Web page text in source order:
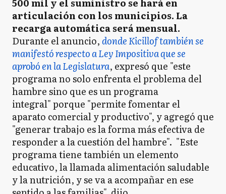
500 mil y el suministro se hará en
articulación con los municipios. La
recarga automática será mensual.
Durante el anuncio,donde Kicillof también se
manifestó respecto a Ley Impositiva que se
aprobó en la Legislatura, expresó que "este
programa no solo enfrenta el problema del
hambre sino que es un programa
integral" porque "permite fomentar el
aparato comercial y productivo", y agregó que
"generar trabajo es la forma más efectiva de
responder a la cuestión del hambre". "Este
programa tiene también un elemento
educativo, la llamada alimentación saludable
y la nutrición, y se va a acompañar en ese